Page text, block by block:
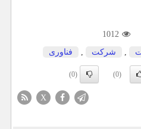
1012
, شركت , فناوری
(0)
(0)
X